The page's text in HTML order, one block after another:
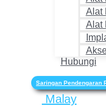
Alat
Alat
Hubungi
Saringan Pendengaran
Malay